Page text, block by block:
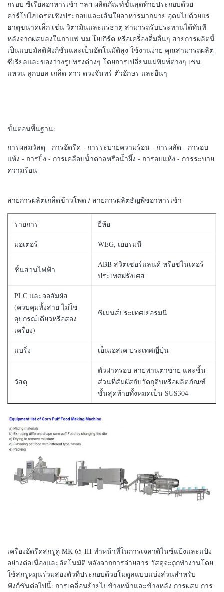
กรอบ ซีเรียลอาหารเช้า ฯลฯ ผลิตภัณฑ์ขั้นสุดท้ายประกอบด้วย
คาร์โบไฮเดรตเชิงประกอบและเส้นใยอาหารมากมาย อุดมไปด้วยแร่
ธาตุขนาดเล็ก เช่น วิตามินและแร่ธาตุ สามารถรับประทานได้ทันที
หลังจากผสมลงในกาแฟ นม โยเกิร์ต หรือเครื่องดื่มอื่นๆ สายการผลิตนี้
เป็นแบบมัลติฟังก์ชั่นและเป็นอัตโนมัติสูง ใช้งานง่าย คุณสามารถผลิต
ซีเรียลและของว่างรูปทรงต่างๆ โดยการเปลี่ยนแม่พิมพ์ต่างๆ เช่น
แหวน ลูกบอล เกล็ด ดาว ดวงจันทร์ ตัวอักษร และอื่นๆ
ขั้นตอนพื้นฐาน:
การผสมวัสดุ - การอัดรีด - การระบายความร้อน - การผลัด - การอบ
แห้ง - การปิ้ง - การเคลือบน้ำตาลหรือน้ำผึ้ง - การอบแห้ง - การระบาย
ความร้อน
สายการผลิตเกล็ดข้าวโพด / สายการผลิตธัญพืชอาหารเช้า
รายการ ยี่ห้อ
มอเตอร์ WEG, เยอรมนี
ชิ้นส่วนไฟฟ้า
ABB สวิตเซอร์แลนด์ หรือชไนเดอร์
ประเทศฝรั่งเศส
PLC และจอสัมผัส
(ควบคุมทั้งสาย ไม่ใช่
อุปกรณ์เดียวหรือสอง
เครื่อง)
ซีเมนส์ประเทศเยอรมนี
แบริ่ง เอ็นเอสเค ประเทศญี่ปุ่น
วัสดุ
ตัวฝาครอบ สายพานตาข่าย และชิ้น
ส่วนที่สัมผัสกับวัตถุดิบหรือผลิตภัณฑ์
ขั้นสุดท้ายทั้งหมดเป็น SUS304
เครื่องอัดรีดสกรูคู่ MK-65-III ทำหน้าที่ในการเจลาติไนซ์แป้งและแป้ง
อย่างต่อเนื่องและอัตโนมัติ หลังจากการจ่ายสาร วัสดุจะถูกทำงานโดย
ใช้สกรูหมุนร่วมสองตัวที่ประกอบด้วยโมดูลแบบแบ่งส่วนสำหรับ
ฟังก์ชันต่อไปนี้: การเคลื่อนย้ายไปข้างหน้าและข้างหลัง การผสม การ